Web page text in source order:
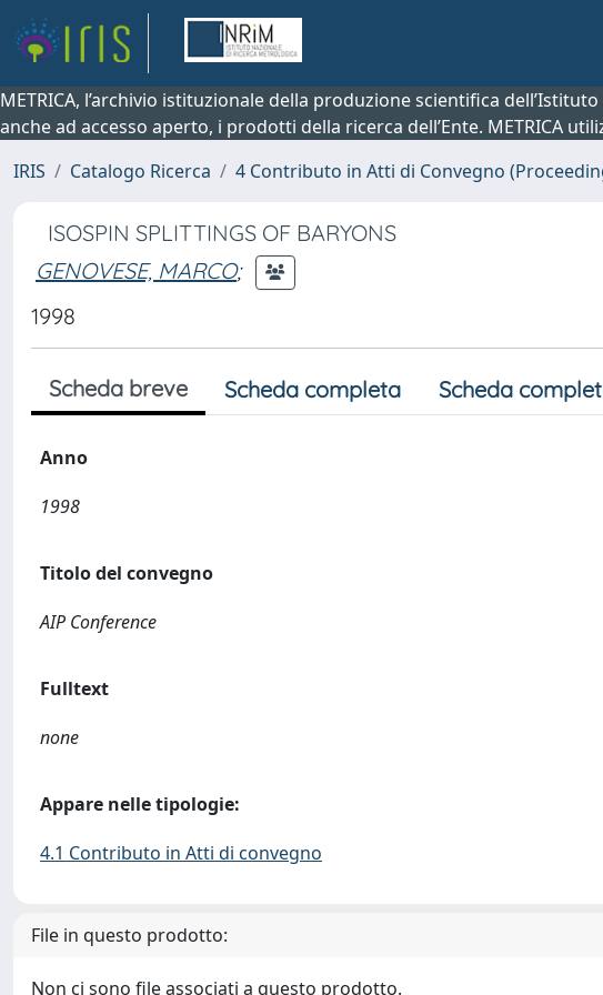
METRICA, l’archivio istituzionale della produzione scientifica
anche ad accesso aperto, i prodotti della ricerca dell’Ente. METRICA
IRIS
Catalogo Ricerca 4 Contributo in Atti di Convegno
ISOSPIN SPLITTINGS OF BARYONS
GENOVESE, MARCO;
1998
Scheda breve Scheda completa Scheda
Anno
1998
Titolo del convegno
AIP Conference
Fulltext
none
Appare nelle tipologie:
4.1 Contributo in Atti di convegno
File in questo prodotto:
Non ci sono file associati a questo prodotto.